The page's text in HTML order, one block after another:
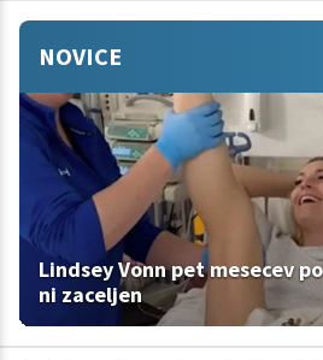
NOVICE
Lindsey Vonn pet mesecev
ni zaceljen